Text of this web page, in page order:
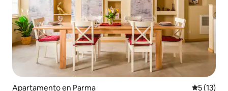
Apartamento en Parma
5 (13)